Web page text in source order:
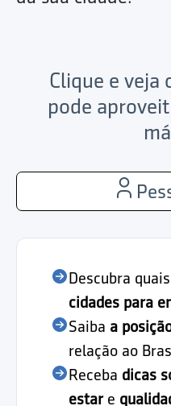
Clique e veja
pode
Descubra
cidades para
Saiba a
relação ao
Receba dicas
estare